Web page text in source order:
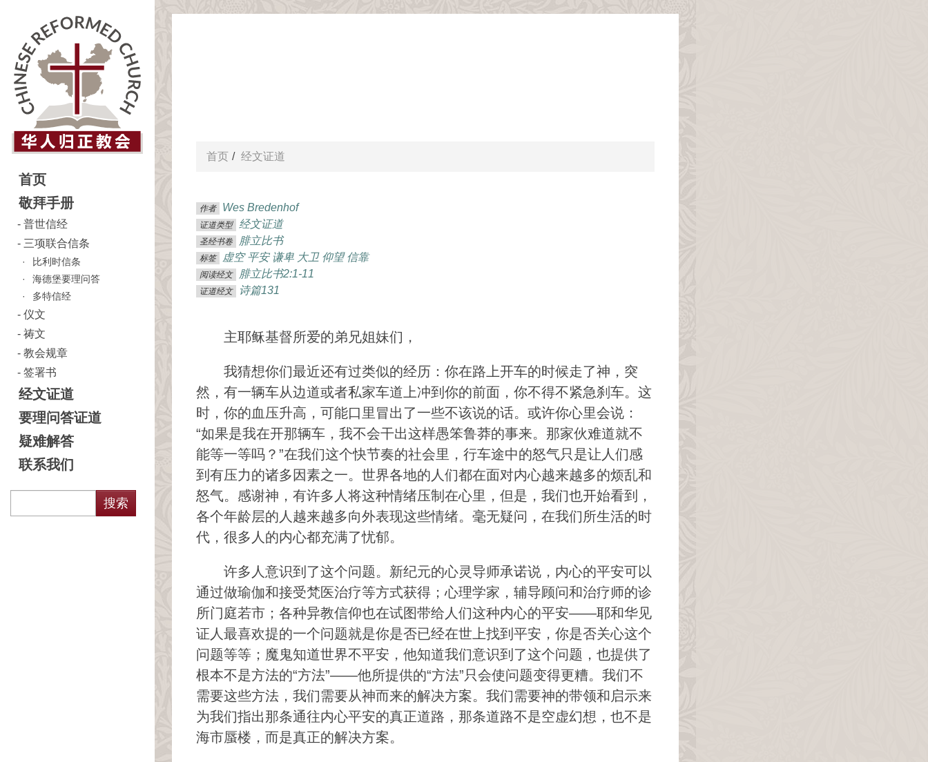
首页
敬拜手册
普世信经
三项联合信条
比利时信条
海德堡要理问答
多特信经
仪文
祷文
教会规章
签署书
经文证道
要理问答证道
疑难解答
联系我们
首页 经文证道
作者 Wes Bredenhof
证道类型 经文证道
圣经书卷 腓立比书
标签 虚空 平安 谦卑 大卫 仰望 信靠
阅读经文 腓立比书2:1-11
证道经文 诗篇131
主耶稣基督所爱的弟兄姐妹们，
我猜想你们最近还有过类似的经历：你在路上开车的时候走了神，突
然，有一辆车从边道或者私家车道上冲到你的前面，你不得不紧急刹车。这
时，你的血压升高，可能口里冒出了一些不该说的话。或许你心里会说：
“如果是我在开那辆车，我不会干出这样愚笨鲁莽的事来。那家伙难道就不
能等一等吗？”在我们这个快节奏的社会里，行车途中的怒气只是让人们感
到有压力的诸多因素之一。世界各地的人们都在面对内心越来越多的烦乱和
怒气。感谢神，有许多人将这种情绪压制在心里，但是，我们也开始看到，
各个年龄层的人越来越多向外表现这些情绪。毫无疑问，在我们所生活的时
代，很多人的内心都充满了忧郁。
许多人意识到了这个问题。新纪元的心灵导师承诺说，内心的平安可以
通过做瑜伽和接受梵医治疗等方式获得；心理学家，辅导顾问和治疗师的诊
所门庭若市；各种异教信仰也在试图带给人们这种内心的平安——耶和华见
证人最喜欢提的一个问题就是你是否已经在世上找到平安，你是否关心这个
问题等等；魔鬼知道世界不平安，他知道我们意识到了这个问题，也提供了
根本不是方法的“方法”——他所提供的“方法”只会使问题变得更糟。我们不
需要这些方法，我们需要从神而来的解决方案。我们需要神的带领和启示来
为我们指出那条通往内心平安的真正道路，那条道路不是空虚幻想，也不是
海市蜃楼，而是真正的解决方案。